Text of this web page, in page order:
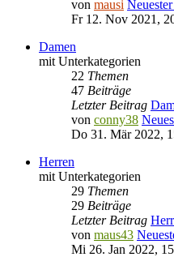
von mausi
Fr 12. Nov 2021,
Damen
mit Unterkategorien
22 Themen
47 Beiträge
Letzter Beitrag
von conny38
Do 31. Mär 2022,
Herren
mit Unterkategorien
29 Themen
29 Beiträge
Letzter Beitrag
von maus43
Mi 26. Jan 2022,